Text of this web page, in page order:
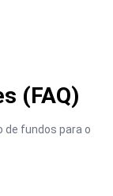
(FAQ)
de fundos para o